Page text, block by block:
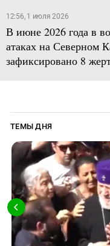
12:56, 1 июля 2026
В июне 2026 года в
атаках на Северном
зафиксировано 8
ТЕМЫ ДНЯ